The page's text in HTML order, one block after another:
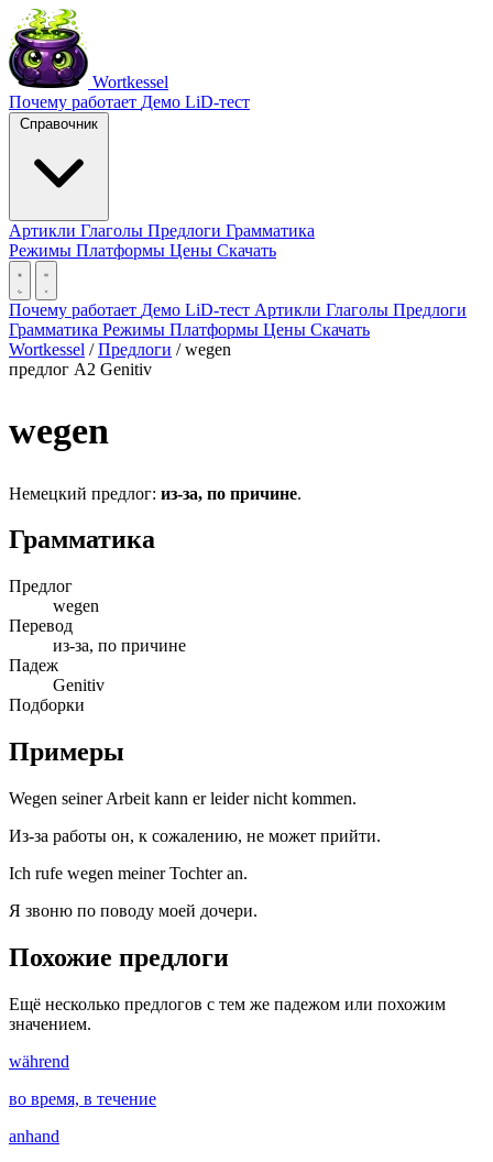
Wortkessel
Почему работает Демо LiD-тест
Справочник
Артикли Глаголы Предлоги Грамматика
Режимы Платформы Цены Скачать
Почему работает Демо LiD-тест Артикли Глаголы Предлоги
Грамматика Режимы Платформы Цены Скачать
Wortkessel / Предлоги / wegen
предлог A2 Genitiv
wegen
Немецкий предлог: из-за, по причине.
Грамматика
Предлог
wegen
Перевод
из-за, по причине
Падеж
Genitiv
Подборки
Примеры
Wegen seiner Arbeit kann er leider nicht kommen.
Из-за работы он, к сожалению, не может прийти.
Ich rufe wegen meiner Tochter an.
Я звоню по поводу моей дочери.
Похожие предлоги
Ещё несколько предлогов с тем же падежом или похожим
значением.
während
во время, в течение
anhand